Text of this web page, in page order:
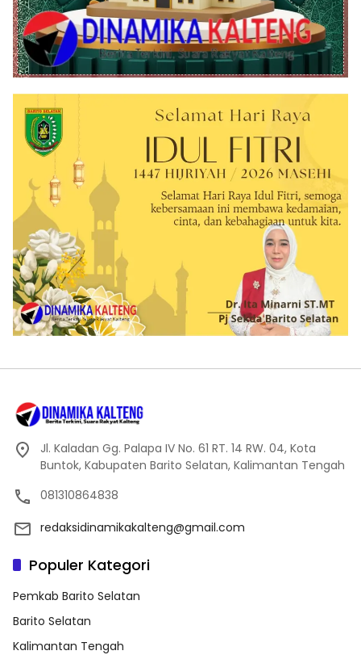
Jl. Kaladan Gg. Palapa IV No. 61 RT. 14 RW. 04, Kota
Buntok, Kabupaten Barito Selatan, Kalimantan Tengah
081310864838
redaksidinamikakalteng@gmail.com
Populer Kategori
Pemkab Barito Selatan
Barito Selatan
Kalimantan Tengah